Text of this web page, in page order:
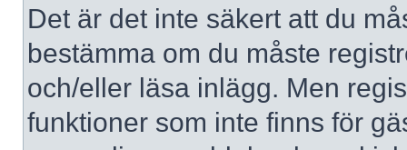
Det är det inte säkert att du
bestämma om du måste
och/eller läsa inlägg. Men
funktioner som inte finns för